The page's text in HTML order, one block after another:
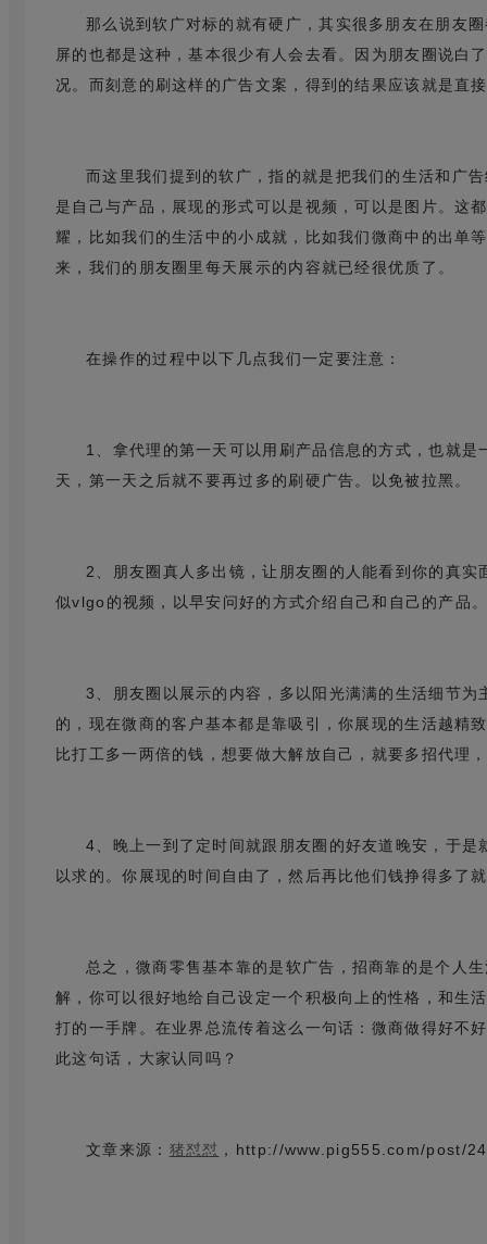
那么说到软广对标的就有硬广，其实很多朋友在朋友
屏的也都是这种，基本很少有人会去看。因为朋友圈说白
况。而刻意的刷这样的广告文案，得到的结果应该就是直
而这里我们提到的软广，指的就是把我们的生活和广
是自己与产品，展现的形式可以是视频，可以是图片。这
耀，比如我们的生活中的小成就，比如我们微商中的出单
来，我们的朋友圈里每天展示的内容就已经很优质了。
在操作的过程中以下几点我们一定要注意：
1、拿代理的第一天可以用刷产品信息的方式，也就
天，第一天之后就不要再过多的刷硬广告。以免被拉黑。
2、朋友圈真人多出镜，让朋友圈的人能看到你的真
似vlgo的视频，以早安问好的方式介绍自己和自己的产品
3、朋友圈以展示的内容，多以阳光满满的生活细节
的，现在微商的客户基本都是靠吸引，你展现的生活越精
比打工多一两倍的钱，想要做大解放自己，就要多招代理
4、晚上一到了定时间就跟朋友圈的好友道晚安，于
以求的。你展现的时间自由了，然后再比他们钱挣得多了
总之，微商零售基本靠的是软广告，招商靠的是个人
解，你可以很好地给自己设定一个积极向上的性格，和生
打的一手牌。在业界总流传着这么一句话：微商做得好不
此这句话，大家认同吗？
文章来源： 猪怼怼 ，http://www.pig555.com/post/